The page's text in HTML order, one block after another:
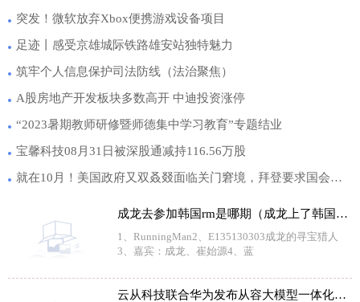
突发！微软放弃Xbox便携游戏设备项目
足迹丨感受京雄城际铁路雄安站独特魅力
筑牢个人信息保护司法防线（法治聚焦）
A股房地产开发板块多数高开 中迪投资涨停
“2023暑期教师研修暨师德集中学习教育”专题结业
宝馨科技08月31日被深股通减持116.56万股
就在10月！美国政府又双叒叕面临关门窘境，拜登要求国会提供短期融资方案
成龙去参加韩国rm是哪期（成龙上了韩国哪些综艺节目）
1、RunningMan2、E135130303成龙的寻宝猎人
3、嘉宾：成龙、崔始源4、蓝
云从科技联合华为发布从容大模型一体化解决方案